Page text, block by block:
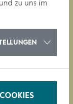
und zu uns im